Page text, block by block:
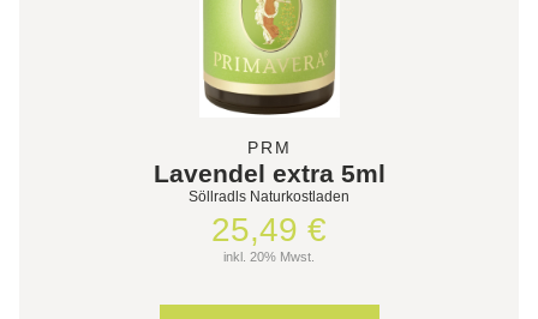
PRM
Lavendel extra 5ml
Söllradls Naturkostladen
25,49 €
inkl. 20% Mwst.